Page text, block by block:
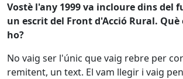
Vostè l'any 1999 va incloure dins del
un escrit del Front d'Acció Rural.
ho?
No vaig ser l'únic que vaig rebre per
remitent, un text. El vam llegir i vaig